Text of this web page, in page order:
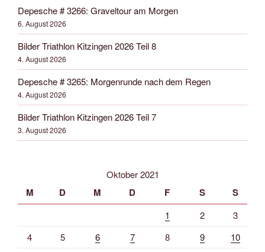
Depesche # 3266: Graveltour am Morgen
6. August 2026
Bilder Triathlon Kitzingen 2026 Teil 8
4. August 2026
Depesche # 3265: Morgenrunde nach dem Regen
4. August 2026
Bilder Triathlon Kitzingen 2026 Teil 7
3. August 2026
Oktober 2021
M D M D F S S
1 2
3
4
5 6 7 8 9
10